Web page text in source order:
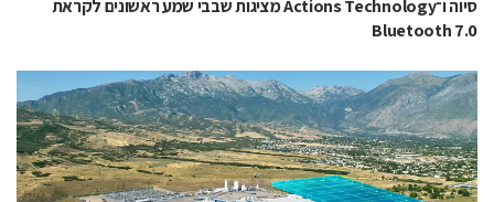
סיוה ו־Actions Technology מציגות שבבי שמע ראשונים לקראת
Bluetooth 7.0